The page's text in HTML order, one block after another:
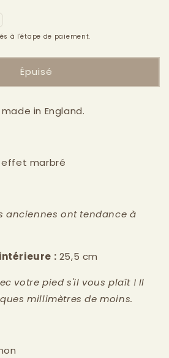
à l'étape de paiement.
Épuisé
in England.
marbré
anciennes ont tendance à
: 25,5 cm
votre pied s'il vous plaît ! Il
millimètres de moins.